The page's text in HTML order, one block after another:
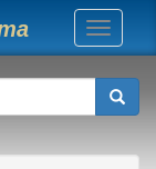
Toggle